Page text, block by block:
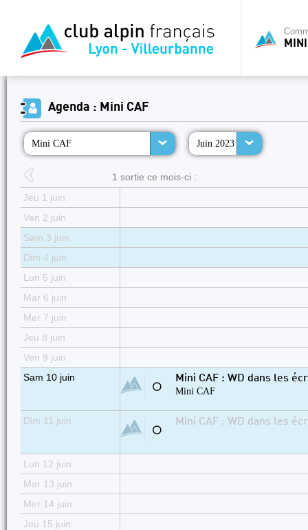
Agenda : Mini CAF
Mini CAF Juin 2023
1 sortie ce mois-ci :
Jeu 1 juin
Ven 2 juin
Sam 3 juin
Dim 4 juin
Lun 5 juin
Mar 6 juin
Mer 7 juin
Jeu 8 juin
Ven 9 juin
Sam 10 juin
⚪
Mini CAF : WD dans les
Mini CAF
Dim 11 juin
⚪
Mini CAF : WD dans les
Lun 12 juin
Mar 13 juin
Mer 14 juin
Jeu 15 juin